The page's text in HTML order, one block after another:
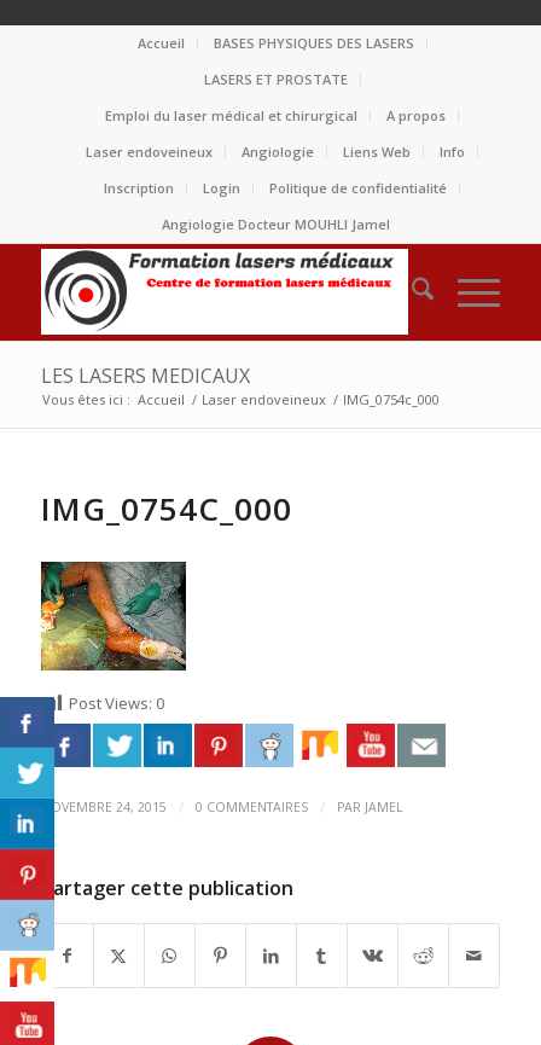
Accueil
BASES PHYSIQUES DES LASERS
LASERS ET PROSTATE
Emploi du laser médical et chirurgical
A propos
Laser endoveineux
Angiologie Liens Web
Info
Inscription
Login
Politique de confidentialité
Angiologie Docteur MOUHLI Jamel
LES LASERS MEDICAUX
Vous êtes ici : Accueil / Laser endoveineux / IMG_0754c_000
IMG_0754C_000
Post Views: 0
NOVEMBRE 24, 2015 / 0 COMMENTAIRES / PAR JAMEL
Partager cette publication